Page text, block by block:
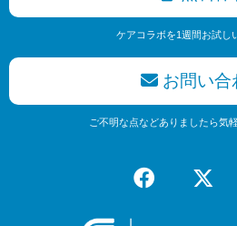
ケアコラボを1週間お試し
お問い合
ご不明な点などありましたら気